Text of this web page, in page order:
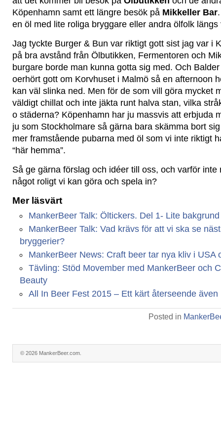
Köpenhamn samt ett längre besök på Mikkeller Bar
en öl med lite roliga bryggare eller andra ölfolk
Jag tyckte Burger & Bun var riktigt gott sist jag var i
på bra avstånd från Ölbutikken, Fermentoren och
burgare borde man kunna gotta sig med. Och
oerhört gott om Korvhuset i Malmö så en afternoon
kan väl slinka ned. Men för de som vill göra mycket
väldigt chillat och inte jäkta runt halva stan, vilka
o städerna? Köpenhamn har ju massvis att erbjuda
ju som Stockholmare så gärna bara skämma bort
mer framstående pubarna med öl som vi inte riktigt
“här hemma”.
Så ge gärna förslag och idéer till oss, och varför inte
något roligt vi kan göra och spela in?
Mer läsvärt
MankerBeer Talk: Öltickers. Del 1- Lite bakgrund
MankerBeer Talk: Vad krävs för att vi ska se
bryggerier?
MankerBeer News: Craft beer tar nya kliv i USA
Tävling: Stöd Movember med MankerBeer och
Beauty
All In Beer Fest 2015 – Ett kärt återseende även
Posted in
© 2026 MankerBeer.com.